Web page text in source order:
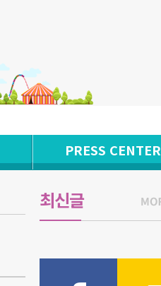
PRESS CENTER
최신글